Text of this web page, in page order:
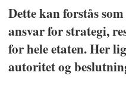
Dette kan forstås
ansvar for strategi,
for hele etaten. Her
autoritet og